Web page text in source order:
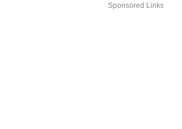
Sponsored Links